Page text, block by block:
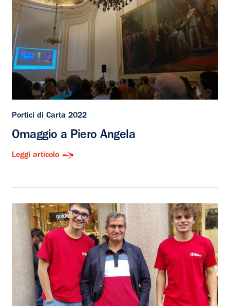
Portici di Carta 2022
Omaggio a Piero Angela
Leggi articolo